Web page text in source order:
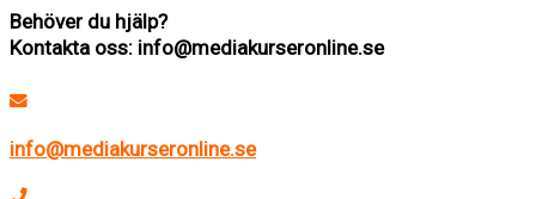
Behöver du hjälp?
Kontakta oss: info@mediakurseronline.se
info@mediakurseronline.se